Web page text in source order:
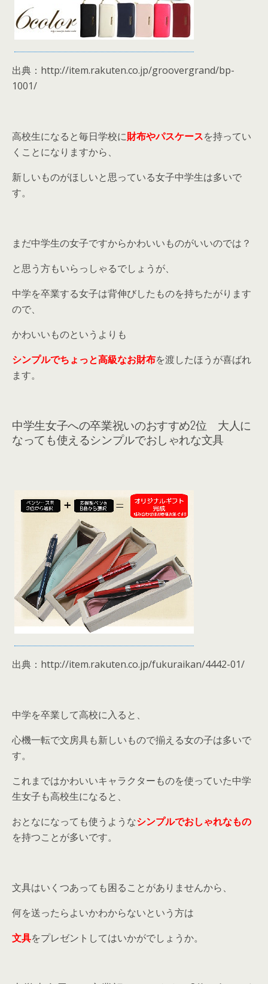
出典：http://item.rakuten.co.jp/groovergrand/bp-
1001/
高校生になると毎日学校に財布やパスケースを持ってい
くことになりますから、
新しいものがほしいと思っている女子中学生は多いで
す。
まだ中学生の女子ですからかわいいものがいいのでは？
と思う方もいらっしゃるでしょうが、
中学を卒業する女子は背伸びしたものを持ちたがります
ので、
かわいいものというよりも
シンプルでちょっと高級なお財布を渡したほうが喜ばれ
ます。
中学生女子への卒業祝いのおすすめ2位 大人に
なっても使えるシンプルでおしゃれな文具
出典：http://item.rakuten.co.jp/fukuraikan/4442-01/
中学を卒業して高校に入ると、
心機一転で文房具も新しいもので揃える女の子は多いで
す。
これまではかわいいキャラクターものを使っていた中学
生女子も高校生になると、
おとなになっても使うようなシンプルでおしゃれなもの
を持つことが多いです。
文具はいくつあっても困ることがありませんから、
何を送ったらよいかわからないという方は
文具をプレゼントしてはいかがでしょうか。